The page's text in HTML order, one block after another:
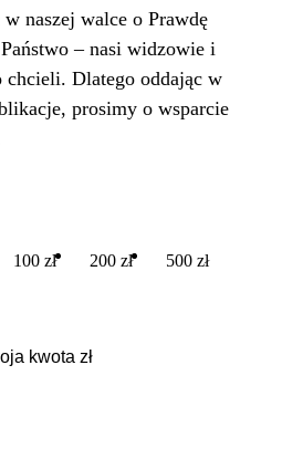
naszej walce o Prawdę
– nasi widzowie i
chcieli. Dlatego oddając w
prosimy o wsparcie
100 zł 200 zł 500 zł